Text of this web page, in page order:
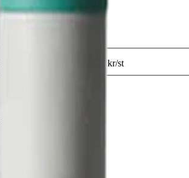
49,99 kr/st